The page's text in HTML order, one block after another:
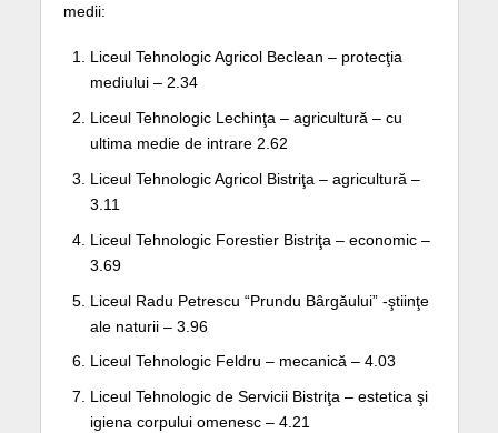
medii:
Liceul Tehnologic Agricol Beclean – protecţia
mediului – 2.34
Liceul Tehnologic Lechinţa – agricultură – cu
ultima medie de intrare 2.62
Liceul Tehnologic Agricol Bistriţa – agricultură –
3.11
Liceul Tehnologic Forestier Bistriţa – economic –
3.69
Liceul Radu Petrescu “Prundu Bârgăului” -ştiinţe
ale naturii – 3.96
Liceul Tehnologic Feldru – mecanică – 4.03
Liceul Tehnologic de Servicii Bistriţa – estetica şi
igiena corpului omenesc – 4.21